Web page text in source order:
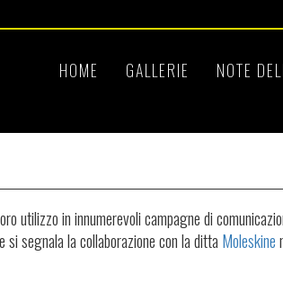
HOME GALLERIE NOTE
utilizzo in innumerevoli campagne di
segnala la collaborazione con la ditta Moleskine